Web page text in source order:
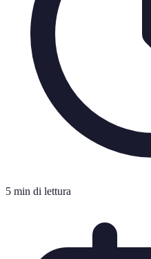
5 min di lettura